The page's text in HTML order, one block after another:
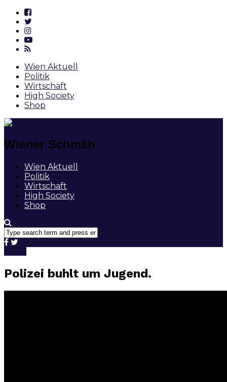
Wien Aktuell
Politik
Wirtschaft
High Society
Shop
Wiener Schmäh
Wien Aktuell
Politik
Wirtschaft
High Society
Shop
Polizei buhlt um Jugend.